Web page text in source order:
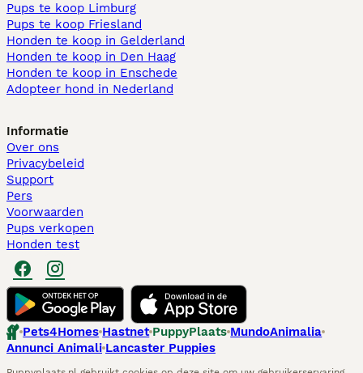
Pups te koop Limburg​
Pups te koop Friesland​
Honden te koop in Gelderland
Honden te koop in Den Haag
Honden te koop in Enschede
Adopteer hond in Nederland
Informatie
Over ons
Privacybeleid
Support
Pers
Voorwaarden
Pups verkopen
Honden test
Pets4Homes Hastnet PuppyPlaats MundoAnimalia
Annunci Animali Lancaster Puppies